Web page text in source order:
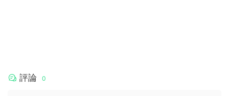
評論 0